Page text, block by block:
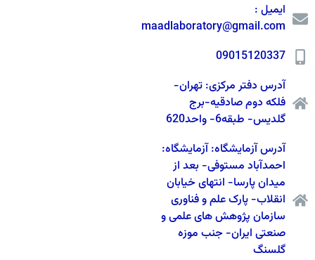
ایمیل :
maadlaboratory@gmail.com
09015120337
آدرس دفتر مرکزی: تهران-
فلکه دوم صادقیه-برج
گلدیس- طبقه6- واحد620
آدرس آزمایشگاه: آزمایشگاه:
احمدآباد مستوفی- بعد از
میدان پارسا- انتهای خیابان
انقلاب- پارک علم و فناوری
سازمان پژوهش های علمی و
صنعتی ایران- جنب موزه
گلسنگ